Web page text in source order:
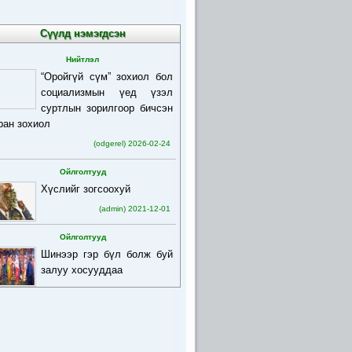
Сүүлд нэмэгдсэн
Нийтлэл
“Оройгүй сүм” зохиол бол
социализмын үед үзэл
суртлын зорилгоор бичсэн
зохиол
(odgerel) 2026-02-24
Ойлголтууд
Хүслийг зогсоохуй
(admin) 2021-12-01
Ойлголтууд
Шинээр гэр бүл болж буй
залуу хосууддаа
(admin) 2021-12-01